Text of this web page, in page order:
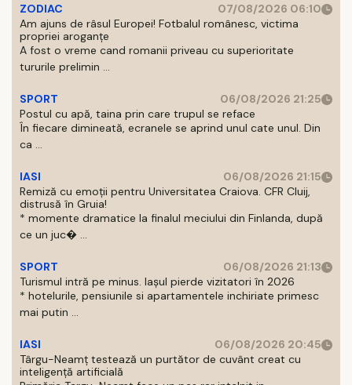
ZODIAC
07/08/2026 06:10
Am ajuns de râsul Europei! Fotbalul românesc, victima
propriei aroganțe
A fost o vreme cand romanii priveau cu superioritate
tururile prelimin ...
SPORT
06/08/2026 21:25
Postul cu apă, taina prin care trupul se reface
În fiecare dimineată, ecranele se aprind unul cate unul. Din
ca ...
IASI
06/08/2026 21:15
Remiză cu emoții pentru Universitatea Craiova. CFR Cluij,
distrusă în Gruia!
* momente dramatice la finalul meciului din Finlanda, după
ce un juc� ...
SPORT
06/08/2026 21:13
Turismul intră pe minus. Iașul pierde vizitatori în 2026
* hotelurile, pensiunile si apartamentele inchiriate primesc
mai putin ...
IASI
06/08/2026 20:45
Târgu-Neamț testează un purtător de cuvânt creat cu
inteligență artificială